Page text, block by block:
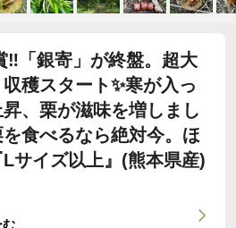
‼️「銀寄」が終盤。超大
穫スタート✨寒が入っ
、栗が滋味を増しまし
食べるなら絶対今。ほ
サイズ以上』(熊本県産)
む